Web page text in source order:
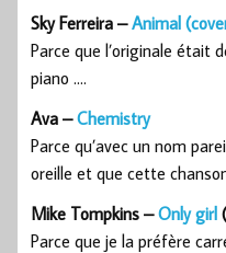
Sky Ferreira –Animal
Parce que l’originale était
piano ….
Ava –Chemistry
Parce qu’avec un nom
oreille et que cette
Mike Tompkins –Only girl
Parce que je la préfère